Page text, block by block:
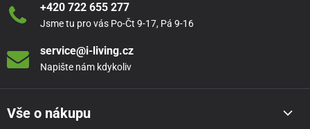
+420 722 655 277
Jsme tu pro vás Po-Čt 9-17, Pá 9-16
service@i-living.cz
Napište nám kdykoliv
Vše o nákupu